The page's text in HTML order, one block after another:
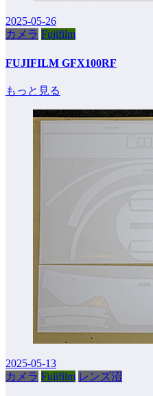
2025-05-26
カメラ Fujifilm
FUJIFILM GFX100RF
もっと見る
2025-05-13
カメラ Fujifilm レンズ沼